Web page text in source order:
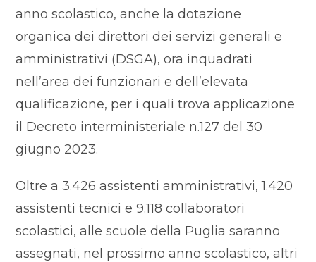
anno scolastico, anche la dotazione
organica dei direttori dei servizi generali e
amministrativi (DSGA), ora inquadrati
nell’area dei funzionari e dell’elevata
qualificazione, per i quali trova applicazione
il Decreto interministeriale n.127 del 30
giugno 2023.
Oltre a 3.426 assistenti amministrativi, 1.420
assistenti tecnici e 9.118 collaboratori
scolastici, alle scuole della Puglia saranno
assegnati, nel prossimo anno scolastico, altri